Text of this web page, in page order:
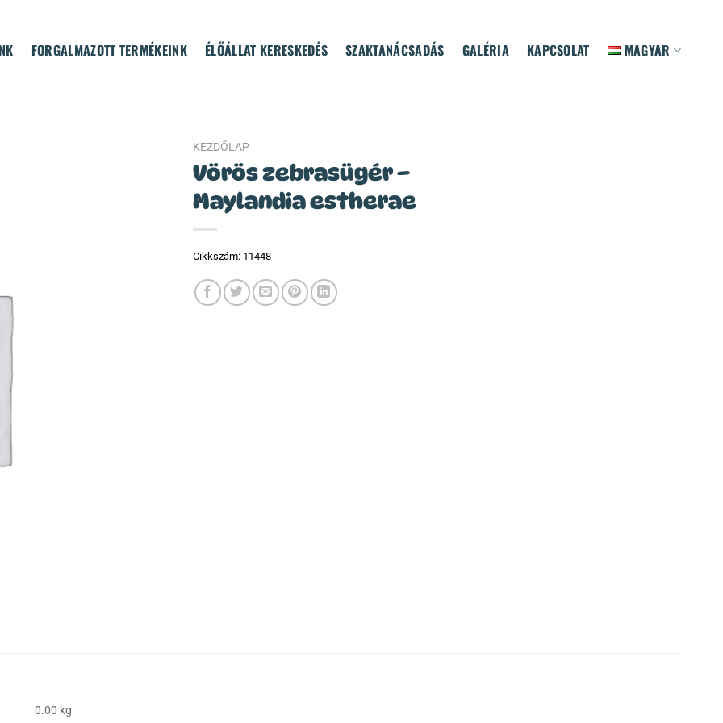
FORGALMAZOTT TERMÉKEINK ÉLŐÁLLAT KERESKEDÉS SZAKTANÁCSADÁS GALÉRIA KAPCSOLAT MAGYAR
KEZDŐLAP
Vörös zebrasügér –
Maylandia estherae
Cikkszám: 11448
0.00 kg